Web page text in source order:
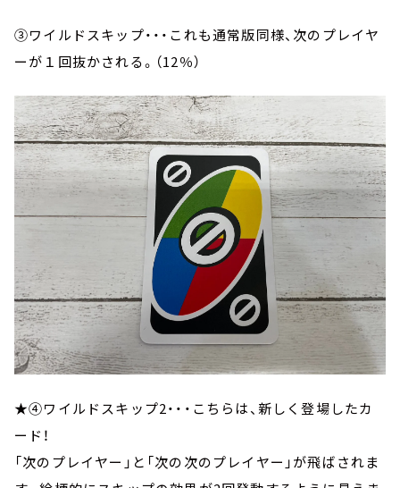
③ワイルドスキップ・・・これも通常版同様、次のプレイヤ
ーが１回抜かされる。（12％）
★④ワイルドスキップ2・・・こちらは、新しく登場したカ
ード！
「次のプレイヤー」と「次の次のプレイヤー」が飛ばされま